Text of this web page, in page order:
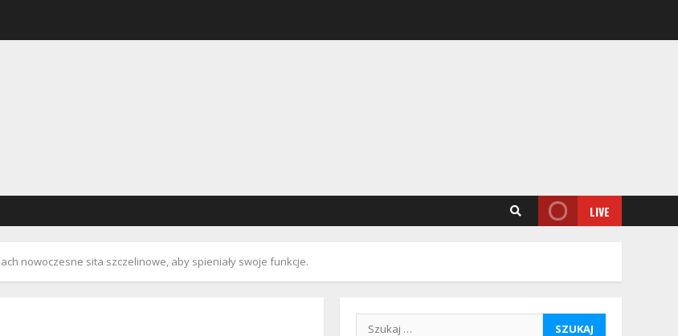
LIVE
nowoczesne sita szczelinowe, aby spieniały swoje funkcje.
Szukaj: